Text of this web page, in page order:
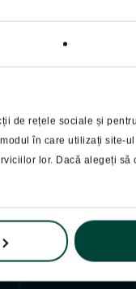
de rețele sociale și
în care utilizați site-
lor. Dacă alegeți